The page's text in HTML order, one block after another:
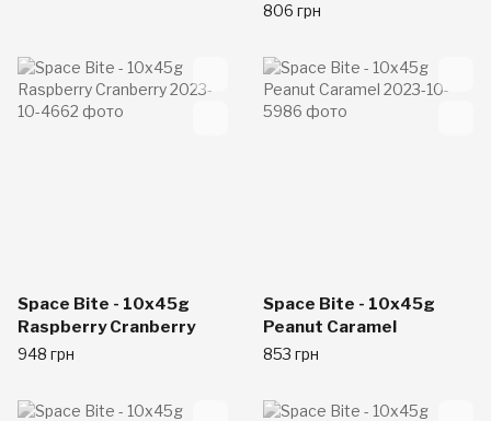
806 грн
Space Bite - 10x45g
Raspberry Cranberry
948 грн
Space Bite - 10x45g
Peanut Caramel
853 грн